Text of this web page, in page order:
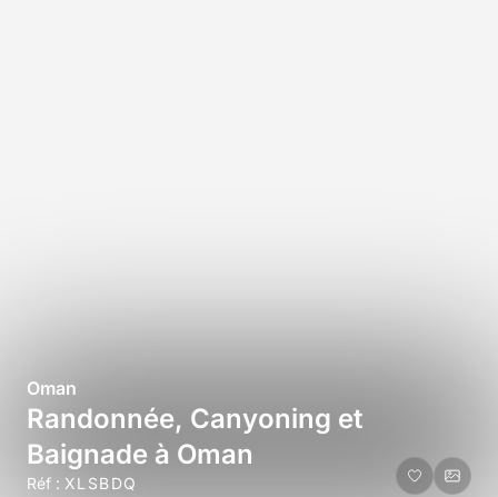
Oman
Randonnée, Canyoning et
Baignade à Oman
Réf : XLSBDQ